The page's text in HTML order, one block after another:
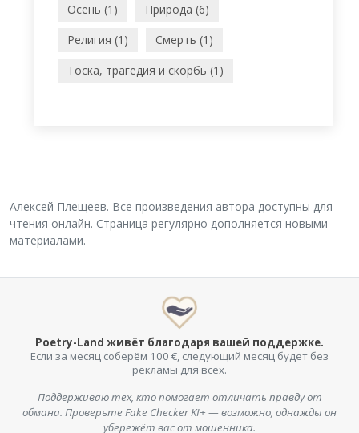
Осень (1)
Природа (6)
Религия (1)
Смерть (1)
Тоска, трагедия и скорбь (1)
Алексей Плещеев. Все произведения автора доступны для
чтения онлайн. Страница регулярно дополняется новыми
материалами.
Poetry-Land живёт благодаря вашей поддержке.
Если за месяц соберём 100 €, следующий месяц будет без
рекламы для всех.
Поддерживаю тех, кто помогает отличать правду от
обмана. Проверьте Fake Checker KI+ — возможно, однажды он
убережёт вас от мошенника.